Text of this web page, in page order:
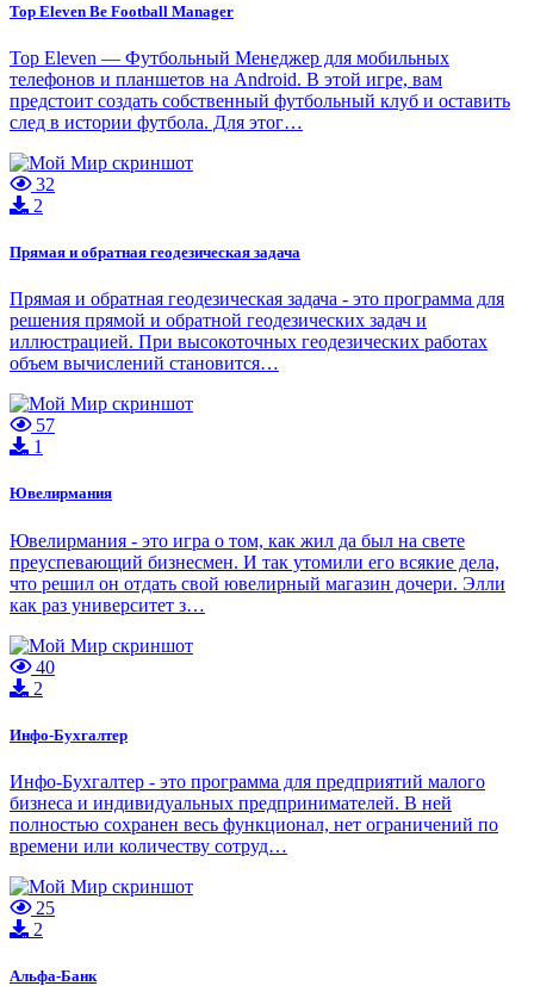
Top Eleven Be Football Manager
Top Eleven — Футбольный Менеджер для мобильных
телефонов и планшетов на Android. В этой игре, вам
предстоит создать собственный футбольный клуб и оставить
след в истории футбола. Для этог…
32
2
Прямая и обратная геодезическая задача
Прямая и обратная геодезическая задача - это программа для
решения прямой и обратной геодезических задач и
иллюстрацией. При высокоточных геодезических работах
объем вычислений становится…
57
1
Ювелирмания
Ювелирмания - это игра о том, как жил да был на свете
преуспевающий бизнесмен. И так утомили его всякие дела,
что решил он отдать свой ювелирный магазин дочери. Элли
как раз университет з…
40
2
Инфо-Бухгалтер
Инфо-Бухгалтер - это программа для предприятий малого
бизнеса и индивидуальных предпринимателей. В ней
полностью сохранен весь функционал, нет ограничений по
времени или количеству сотруд…
25
2
Альфа-Банк